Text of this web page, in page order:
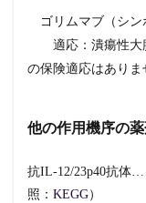
ゴリムマブ（シン
適応：潰瘍性大
の保険適応はありま
他の作用機序の
抗IL-12/23p40抗体
照： KEGG）